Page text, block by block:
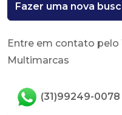
Fazer uma nova
Entre em contato pelo
Multimarcas
(31)99249-0078